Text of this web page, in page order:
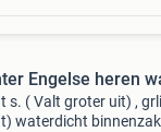
Engelse heren
s. ( Valt groter uit) ,
waterdicht